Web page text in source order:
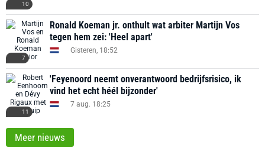
10
7
Ronald Koeman jr. onthult wat arbiter Martijn Vos
tegen hem zei: 'Heel apart'
Gisteren, 18:52
11
'Feyenoord neemt onverantwoord bedrijfsrisico, ik
vind het echt héél bijzonder'
7 aug. 18:25
Meer nieuws